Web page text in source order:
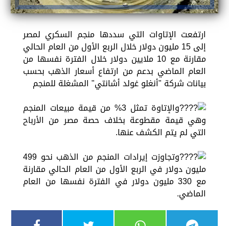
ارتفعت الإتاوات التي سددها منجم السكري لمصر
إلى 15 مليون دولار خلال الربع الأول من العام الحالي
مقارنة مع 10 ملايين دولار خلال الفترة نفسها من
العام الماضي بدعم من ارتفاع أسعار الذهب بحسب
بيانات شركة "أنغلو غولد أشانتي" المشغلة للمنجم
والإتاوة تمثل 3% من قيمة مبيعات المنجم
وهي قيمة مقطوعة بخلاف حصة مصر من الأرباح
التي لم يتم الكشف عنها.
وتجاوزت إيرادات المنجم من الذهب نحو 499
مليون دولار في الربع الأول من العام الحالي مقارنة
مع 330 مليون دولار في الفترة نفسها من العام
الماضي.